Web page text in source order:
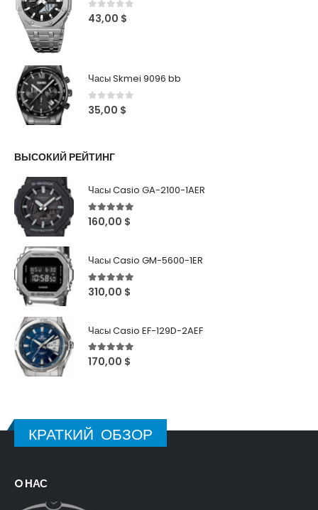
0 out of 5
43,00 $
Часы Skmei 9096 bb
0out of 5
35,00 $
ВЫСОКИЙ РЕЙТИНГ
Часы Casio GA-2100-1AER
5out of 5
160,00 $
Часы Casio GM-5600-1ER
5out of 5
310,00 $
Часы Casio EF-129D-2AEF
5out of 5
170,00 $
КРАТКИЙ ОБЗОР
O НАС